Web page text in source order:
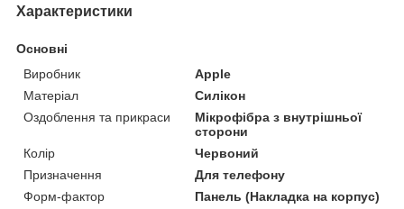
Характеристики
Основні
Виробник
Apple
Матеріал
Силікон
Оздоблення та прикраси
Мікрофібра з внутрішньої
сторони
Колір
Червоний
Призначення
Для телефону
Форм-фактор
Панель (Накладка на корпус)